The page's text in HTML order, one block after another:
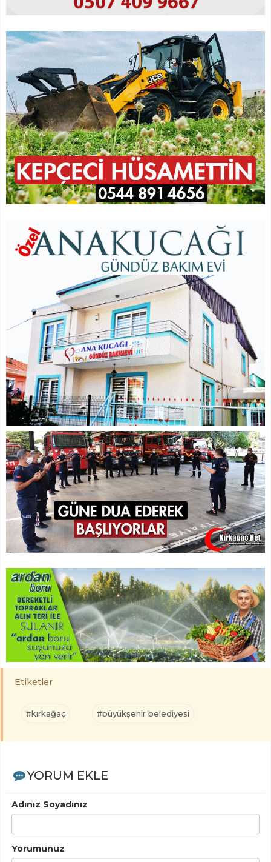
Etiketler
#kırkağaç #büyükşehir belediyesi
YORUM EKLE
Adınız Soyadınız
Yorumunuz